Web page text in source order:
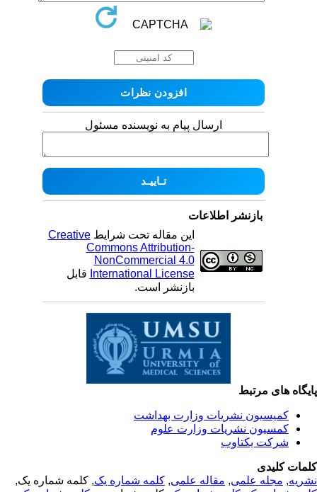
ارسال پیام به نویسنده مسئول
بازنشر اطلاعات
این مقاله تحت شرایطCreative
Commons Attribution-
NonCommercial 4.0
International Licenseقابل
بازنشر است.
های مرتبط
کمیسیون نشریات وزارت بهداشت
کمسیون نشریات وزارت علوم
شرکت یکتاوب
کلیدی
,مجله علمی, مقاله علمی, کلمه شماره یک, کلمه شماره یک,